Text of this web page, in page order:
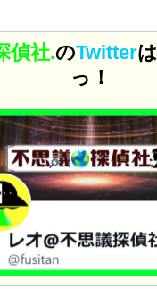
偵社.のTwitterは
っ！